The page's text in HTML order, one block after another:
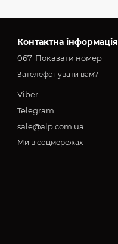
Контактна інформація
067 Показати номер
Зателефонувати вам?
Viber
Telegram
sale@alp.com.ua
Ми в соцмережах